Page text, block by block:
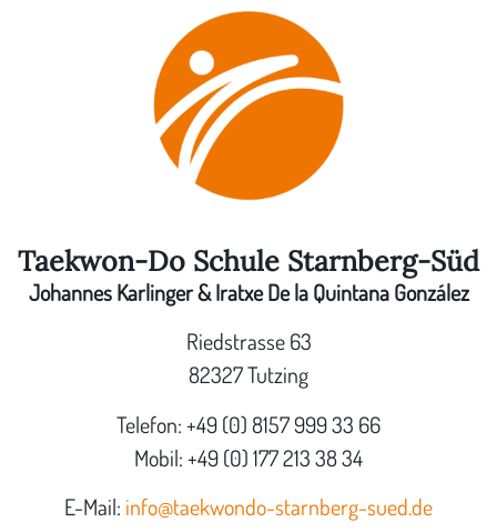
Taekwon-Do Schule Starnberg-Süd
Johannes Karlinger & Iratxe De la Quintana González
Riedstrasse 63
82327 Tutzing
Telefon: +49 (0) 8157 999 33 66
Mobil: +49 (0) 177 213 38 34
E-Mail: info@taekwondo-starnberg-sued.de